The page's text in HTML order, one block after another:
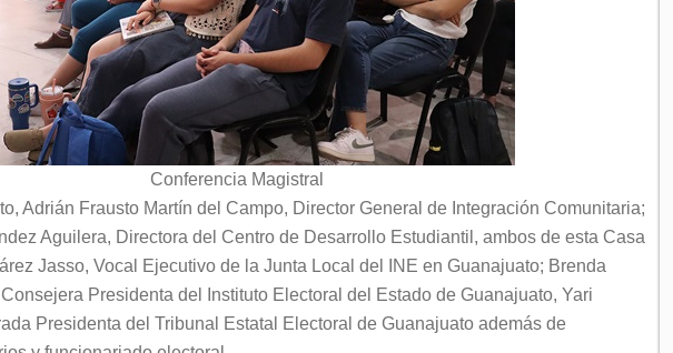
Conferencia Magistral
Adrián Frausto Martín del Campo, Director General de Integración Comunitaria;
Aguilera, Directora del Centro de Desarrollo Estudiantil, ambos de esta Casa
Jasso, Vocal Ejecutivo de la Junta Local del INE en Guanajuato; Brenda
Presidenta del Instituto Electoral del Estado de Guanajuato, Yari
Presidenta del Tribunal Estatal Electoral de Guanajuato además de